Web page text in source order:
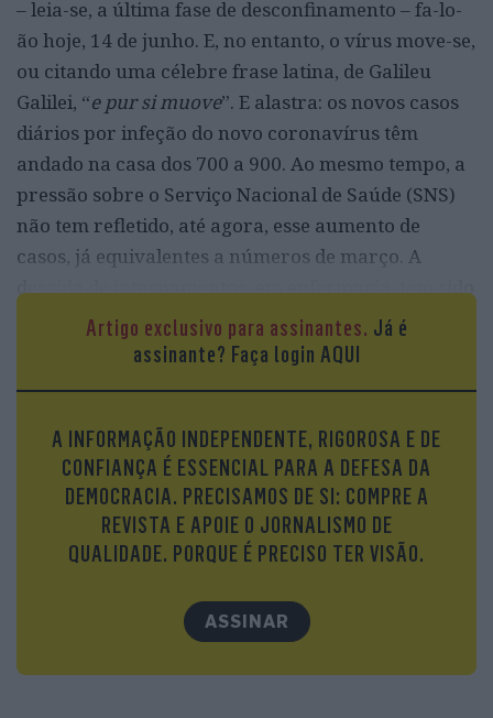
– leia-se, a última fase de desconfinamento – fa-lo-
ão hoje, 14 de junho. E, no entanto, o vírus move-se,
ou citando uma célebre frase latina, de Galileu
Galilei, “e pur si muove”. E alastra: os novos casos
diários por infeção do novo coronavírus têm
andado na casa dos 700 a 900. Ao mesmo tempo, a
pressão sobre o Serviço Nacional de Saúde (SNS)
não tem refletido, até agora, esse aumento de
casos, já equivalentes a números de março. A
descida de internamentos, em enfermaria, tem sido
uma tendência com poucos dias de exceção e a
entrada de doentes nas UCI andam num sobe e
ao aumento sustentado de novos casos.
Este artigo é exclusivo para assinantes. Clique
aqui para continuar a ler
Artigo exclusivo para assinantes. Já é
assinante? Faça login AQUI
A INFORMAÇÃO INDEPENDENTE, RIGOROSA E DE
CONFIANÇA É ESSENCIAL PARA A DEFESA DA
DEMOCRACIA. PRECISAMOS DE SI: COMPRE A
REVISTA E APOIE O JORNALISMO DE
QUALIDADE. PORQUE É PRECISO TER VISÃO.
ASSINAR